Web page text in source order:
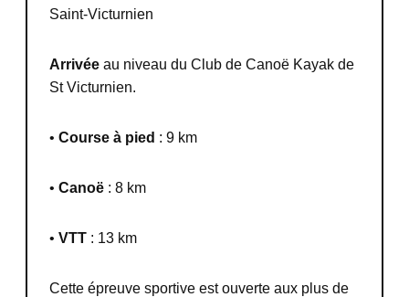
Saint-Victurnien
Arrivéeau niveau du Club de Canoë Kayak de
St Victurnien.
• Course à pied : 9 km
•Canoë : 8 km
•VTT : 13 km
Cette épreuve sportive est ouverte aux plus de